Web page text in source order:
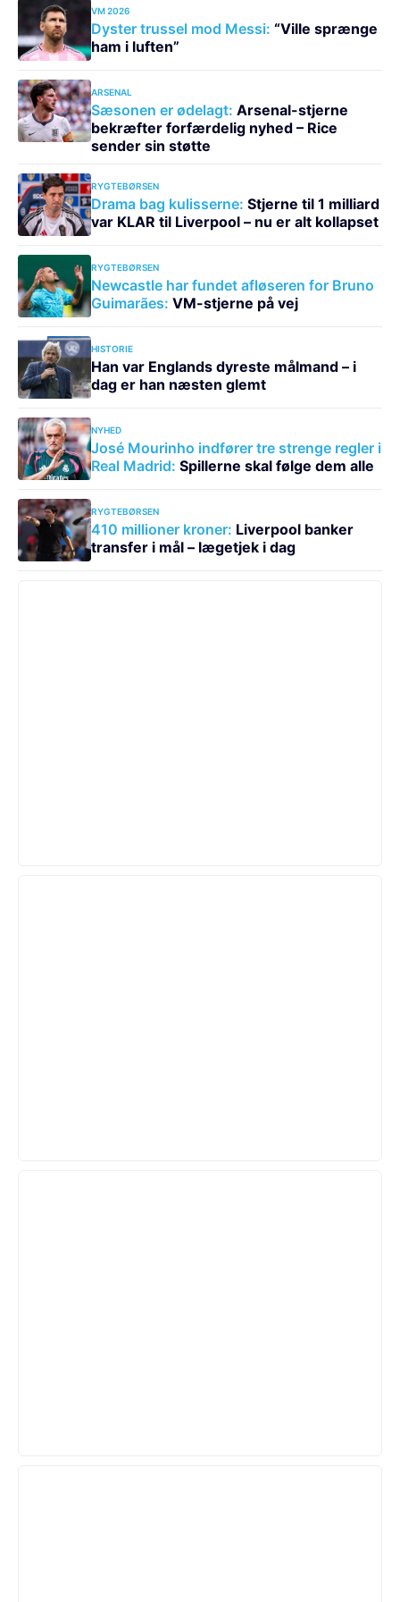
VM 2026
Dyster trussel mod Messi: “Ville sprænge
ham i luften”
ARSENAL
Sæsonen er ødelagt: Arsenal-stjerne
bekræfter forfærdelig nyhed – Rice
sender sin støtte
RYGTEBØRSEN
Drama bag kulisserne: Stjerne til 1 milliard
var KLAR til Liverpool – nu er alt kollapset
RYGTEBØRSEN
Newcastle har fundet afløseren for Bruno
Guimarães: VM-stjerne på vej
HISTORIE
Han var Englands dyreste målmand – i
dag er han næsten glemt
NYHED
José Mourinho indfører tre strenge regler i
Real Madrid: Spillerne skal følge dem alle
RYGTEBØRSEN
410 millioner kroner: Liverpool banker
transfer i mål – lægetjek i dag